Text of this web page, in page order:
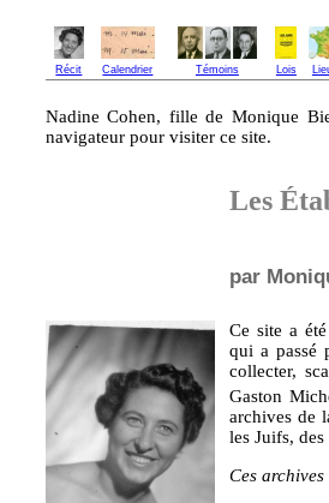
Récit Calendrier Témoins Lois
Nadine Cohen, fille de Monique
navigateur pour visiter ce site.
Les
par
Ce site a
qui a passé
collecter,
Gaston
archives de
les Juifs,
Ces